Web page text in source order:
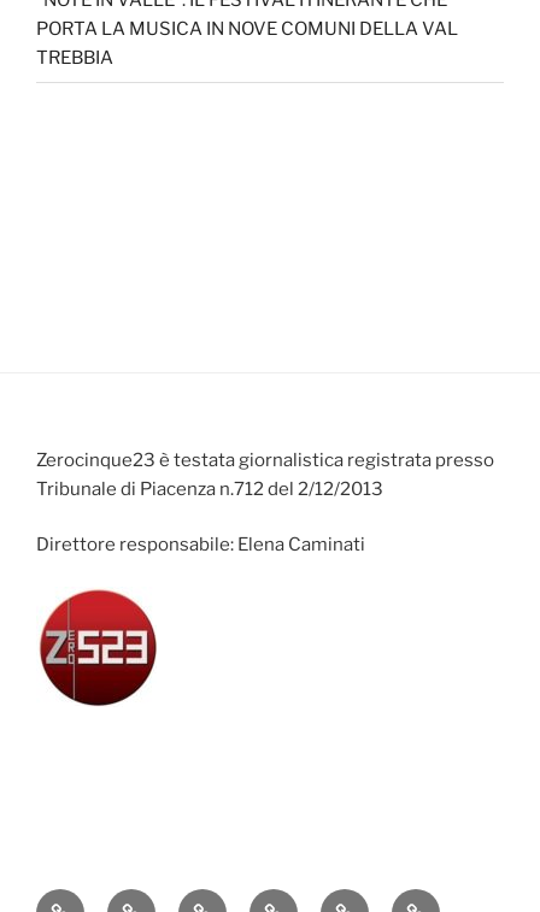
PORTA LA MUSICA IN NOVE COMUNI DELLA VAL
TREBBIA
Zerocinque23 è testata giornalistica registrata presso
Tribunale di Piacenza n.712 del 2/12/2013
Direttore responsabile: Elena Caminati
AttualitàCronacaPolitica EconomiaCultura Sport